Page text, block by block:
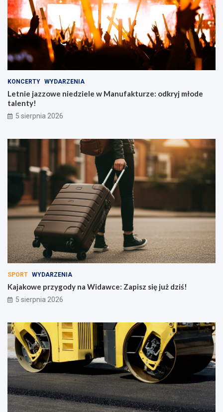
KONCERTY WYDARZENIA
Letnie jazzowe niedziele w Manufakturze: odkryj młode
talenty!
5 sierpnia 2026
SPORT WYDARZENIA
Kajakowe przygody na Widawce: Zapisz się już dziś!
5 sierpnia 2026